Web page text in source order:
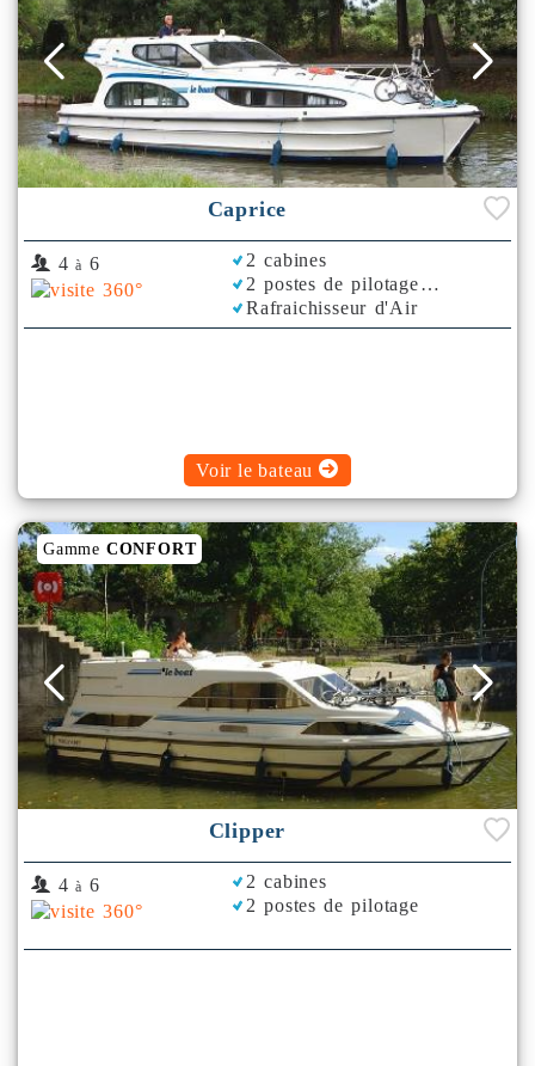
Caprice
4 à 6
2 cabines
2 postes de pilotage
Rafraichisseur d'Air
Voir le bateau
Gamme CONFORT
Clipper
4 à 6
2 cabines
2 postes de pilotage